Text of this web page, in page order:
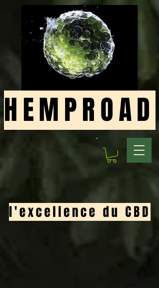
l'excellence du CBD
HEMPROAD